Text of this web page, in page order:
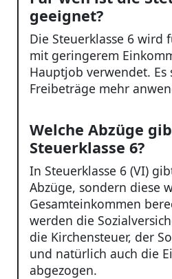
geeignet?
Die Steuerklasse 6 wird
mit geringerem
Hauptjob verwendet. Es
Freibeträge mehr
Welche Abzüge
Steuerklasse 6?
In Steuerklasse 6 (VI)
Abzüge, sondern diese
Gesamteinkommen
werden die
die Kirchensteuer, der
und natürlich auch die
abgezogen.